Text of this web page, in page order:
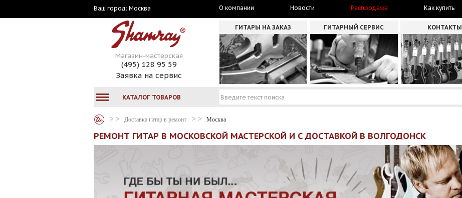
Ваш город: Москва О компании Новости Распродажа Как купить
Магазин-мастерская
(495) 128 95 59
Заявка на сервис
ГИТАРЫ НА ЗАКАЗ ГИТАРНЫЙ СЕРВИС КОНТАКТЫ
КАТАЛОГ ТОВАРОВ
Доставка гитар в ремонт Москва
РЕМОНТ ГИТАР В МОСКОВСКОЙ МАСТЕРСКОЙ И С ДОСТАВКОЙ В ВОЛГОДОНСК